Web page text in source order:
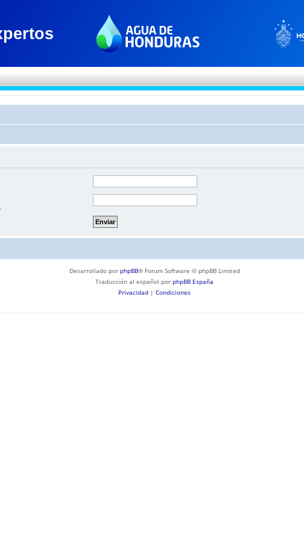
Desarrollado por phpBB® Forum Software © phpBB Limited
Traducción al español por phpBB España
Privacidad | Condiciones